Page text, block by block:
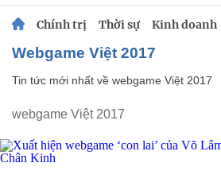
Chính trị Thời sự Kinh doanh
webgame Việt 2017
Tin tức mới nhất về webgame Việt 2017
webgame Việt 2017